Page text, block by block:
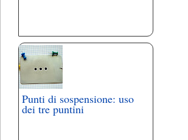
Punti di sospensione: uso
dei tre puntini